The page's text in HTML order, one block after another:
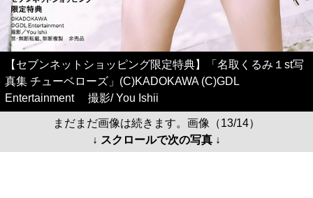
【セブンネットショッピング限定特典】「名取くるみ１st写
真集 チューベローズ」(C)KADOKAWA (C)GDL
Entertainment 撮影/ You Ishii
まだまだ画像は続きます。画像（13/14）
↓ スクロールで次の写真 ↓